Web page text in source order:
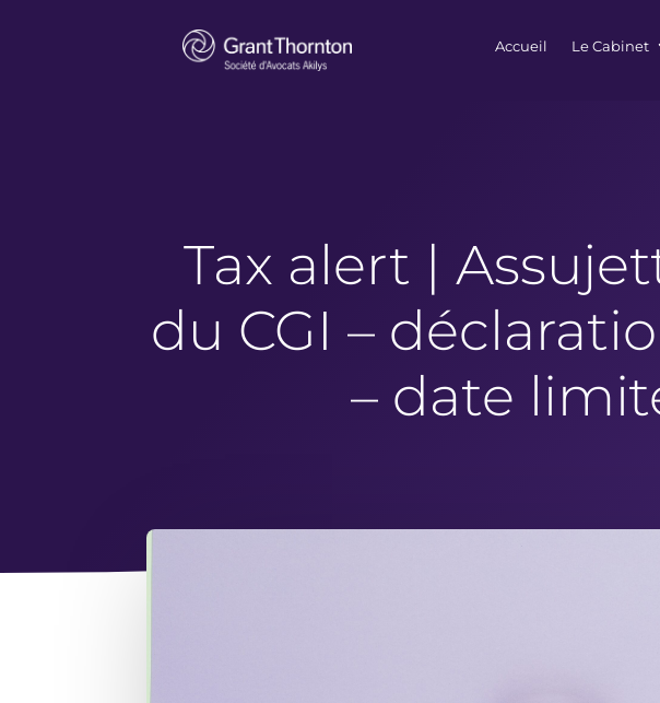
Accueil Le Cabinet
Tax alert |
du CGI –
– date